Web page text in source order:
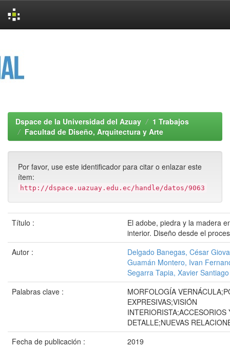
Dspace de la Universidad del Azuay
1 Trabajos
Facultad de Diseño, Arquitectura y Arte
Por favor, use este identificador para citar o enlazar este
ítem:
http://dspace.uazuay.edu.ec/handle/datos/9063
Título :
El adobe, piedra y la madera
interior. Diseño desde el
Autor :
Delgado Banegas, César
Guamán Montero, Ivan
Segarra Tapia, Xavier Santiago
Palabras clave :
MORFOLOGÍA
EXPRESIVAS;VISIÓN
INTERIORISTA;ACCESORIOS
DETALLE;NUEVAS
Fecha de publicación :
2019